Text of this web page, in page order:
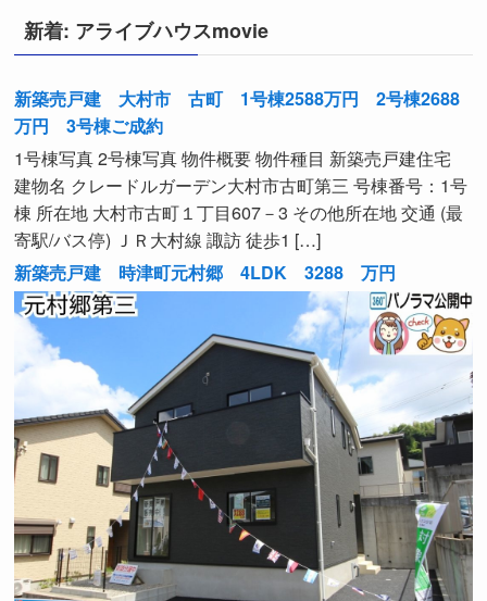
新着: アライブハウスmovie
新築売戸建 大村市 古町 1号棟2588万円 2号棟2688
万円 3号棟ご成約
1号棟写真 2号棟写真 物件概要 物件種目 新築売戸建住宅
建物名 クレードルガーデン大村市古町第三 号棟番号：1号
棟 所在地 大村市古町１丁目607－3 その他所在地 交通 (最
寄駅/バス停) ＪＲ大村線 諏訪 徒歩1 […]
新築売戸建 時津町元村郷 4LDK 3288 万円